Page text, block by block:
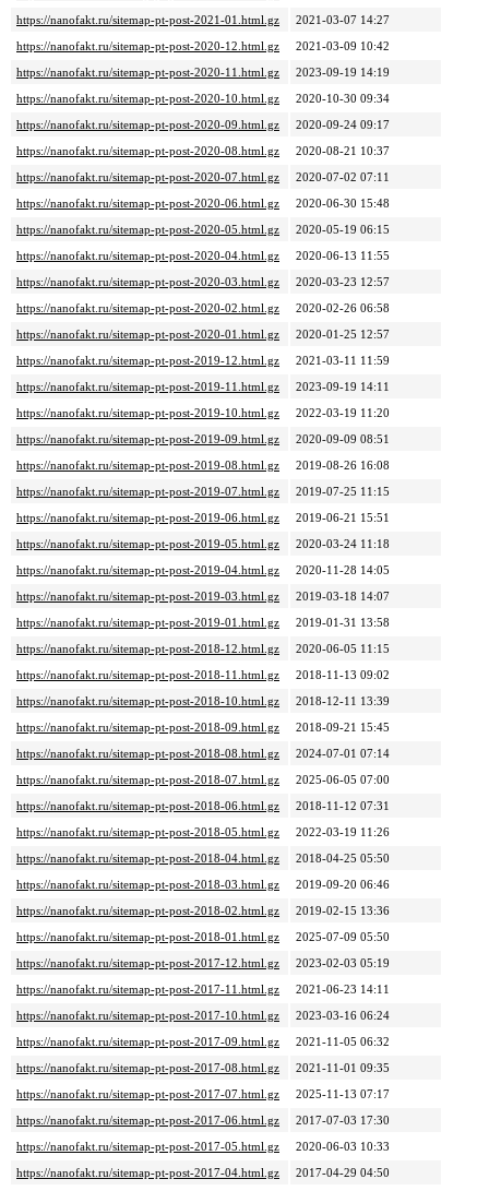
https://nanofakt.ru/sitemap-pt-post-2021-01.html.gz
2021-03-07 14:27
https://nanofakt.ru/sitemap-pt-post-2020-12.html.gz
2021-03-09 10:42
https://nanofakt.ru/sitemap-pt-post-2020-11.html.gz
2023-09-19 14:19
https://nanofakt.ru/sitemap-pt-post-2020-10.html.gz
2020-10-30 09:34
https://nanofakt.ru/sitemap-pt-post-2020-09.html.gz
2020-09-24 09:17
https://nanofakt.ru/sitemap-pt-post-2020-08.html.gz
2020-08-21 10:37
https://nanofakt.ru/sitemap-pt-post-2020-07.html.gz
2020-07-02 07:11
https://nanofakt.ru/sitemap-pt-post-2020-06.html.gz
2020-06-30 15:48
https://nanofakt.ru/sitemap-pt-post-2020-05.html.gz
2020-05-19 06:15
https://nanofakt.ru/sitemap-pt-post-2020-04.html.gz
2020-06-13 11:55
https://nanofakt.ru/sitemap-pt-post-2020-03.html.gz
2020-03-23 12:57
https://nanofakt.ru/sitemap-pt-post-2020-02.html.gz
2020-02-26 06:58
https://nanofakt.ru/sitemap-pt-post-2020-01.html.gz
2020-01-25 12:57
https://nanofakt.ru/sitemap-pt-post-2019-12.html.gz
2021-03-11 11:59
https://nanofakt.ru/sitemap-pt-post-2019-11.html.gz
2023-09-19 14:11
https://nanofakt.ru/sitemap-pt-post-2019-10.html.gz
2022-03-19 11:20
https://nanofakt.ru/sitemap-pt-post-2019-09.html.gz
2020-09-09 08:51
https://nanofakt.ru/sitemap-pt-post-2019-08.html.gz
2019-08-26 16:08
https://nanofakt.ru/sitemap-pt-post-2019-07.html.gz
2019-07-25 11:15
https://nanofakt.ru/sitemap-pt-post-2019-06.html.gz
2019-06-21 15:51
https://nanofakt.ru/sitemap-pt-post-2019-05.html.gz
2020-03-24 11:18
https://nanofakt.ru/sitemap-pt-post-2019-04.html.gz
2020-11-28 14:05
https://nanofakt.ru/sitemap-pt-post-2019-03.html.gz
2019-03-18 14:07
https://nanofakt.ru/sitemap-pt-post-2019-01.html.gz
2019-01-31 13:58
https://nanofakt.ru/sitemap-pt-post-2018-12.html.gz
2020-06-05 11:15
https://nanofakt.ru/sitemap-pt-post-2018-11.html.gz
2018-11-13 09:02
https://nanofakt.ru/sitemap-pt-post-2018-10.html.gz
2018-12-11 13:39
https://nanofakt.ru/sitemap-pt-post-2018-09.html.gz
2018-09-21 15:45
https://nanofakt.ru/sitemap-pt-post-2018-08.html.gz
2024-07-01 07:14
https://nanofakt.ru/sitemap-pt-post-2018-07.html.gz
2025-06-05 07:00
https://nanofakt.ru/sitemap-pt-post-2018-06.html.gz
2018-11-12 07:31
https://nanofakt.ru/sitemap-pt-post-2018-05.html.gz
2022-03-19 11:26
https://nanofakt.ru/sitemap-pt-post-2018-04.html.gz
2018-04-25 05:50
https://nanofakt.ru/sitemap-pt-post-2018-03.html.gz
2019-09-20 06:46
https://nanofakt.ru/sitemap-pt-post-2018-02.html.gz
2019-02-15 13:36
https://nanofakt.ru/sitemap-pt-post-2018-01.html.gz
2025-07-09 05:50
https://nanofakt.ru/sitemap-pt-post-2017-12.html.gz
2023-02-03 05:19
https://nanofakt.ru/sitemap-pt-post-2017-11.html.gz
2021-06-23 14:11
https://nanofakt.ru/sitemap-pt-post-2017-10.html.gz
2023-03-16 06:24
https://nanofakt.ru/sitemap-pt-post-2017-09.html.gz
2021-11-05 06:32
https://nanofakt.ru/sitemap-pt-post-2017-08.html.gz
2021-11-01 09:35
https://nanofakt.ru/sitemap-pt-post-2017-07.html.gz
2025-11-13 07:17
https://nanofakt.ru/sitemap-pt-post-2017-06.html.gz
2017-07-03 17:30
https://nanofakt.ru/sitemap-pt-post-2017-05.html.gz
2020-06-03 10:33
https://nanofakt.ru/sitemap-pt-post-2017-04.html.gz
2017-04-29 04:50